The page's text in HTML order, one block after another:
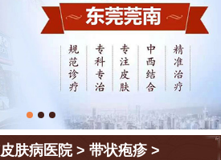
肤病医院>带状疱疹>